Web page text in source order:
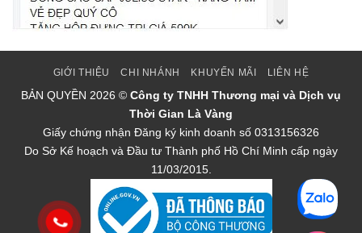
GIỚI THIỆU CHI NHÁNH KHUYẾN MÃI LIÊN HỆ
BẢN QUYỀN 2026 © Công ty TNHH Thương mại và Dịch vụ
Thời Gian Là Vàng
Giấy chứng nhận Đăng ký kinh doanh số 0313156326
Do Sở Kế hoạch và Đầu tư Thành phố Hồ Chí Minh cấp ngày
11/03/2015.